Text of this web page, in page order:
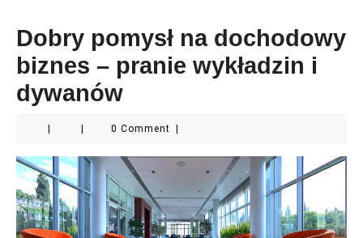
Dobry pomysł na dochodowy
biznes – pranie wykładzin i
dywanów
0 Comment